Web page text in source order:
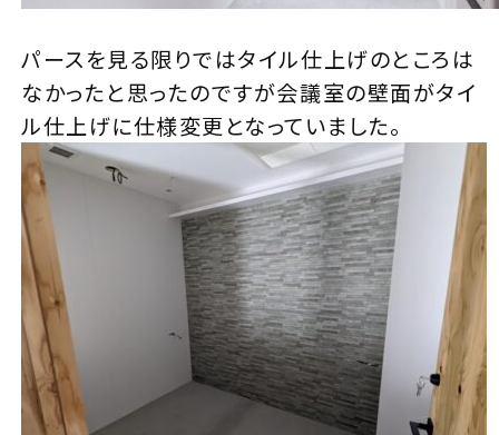
パースを見る限りではタイル仕上げのところは
なかったと思ったのですが会議室の壁面がタイ
ル仕上げに仕様変更となっていました。